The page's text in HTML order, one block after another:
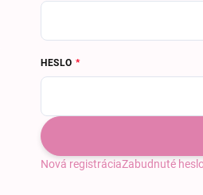
HESLO
Nová registráciaZabudnuté